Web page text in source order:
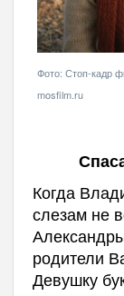
Фото: Стоп-кадр
mosfilm.ru
Когда
слезам не
родители
Девушку